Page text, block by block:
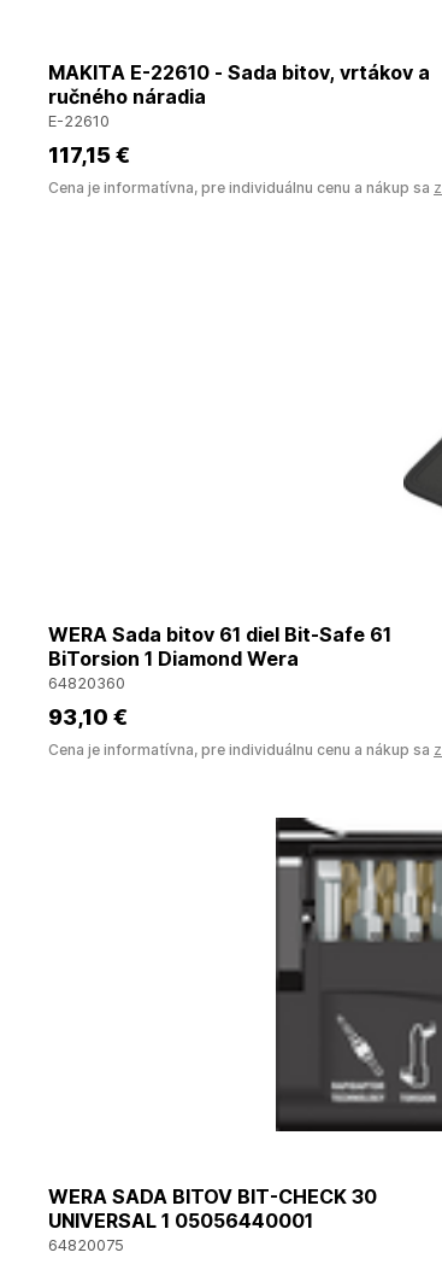
MAKITA E-22610 - Sada bitov, vrtákov a
ručného náradia
E-22610
117,15 €
Cena je informatívna, pre individuálnu cenu a nákup sa
WERA Sada bitov 61 diel Bit-Safe 61
BiTorsion 1 Diamond Wera
64820360
93,10 €
Cena je informatívna, pre individuálnu cenu a nákup sa
WERA SADA BITOV BIT-CHECK 30
UNIVERSAL 1 05056440001
64820075